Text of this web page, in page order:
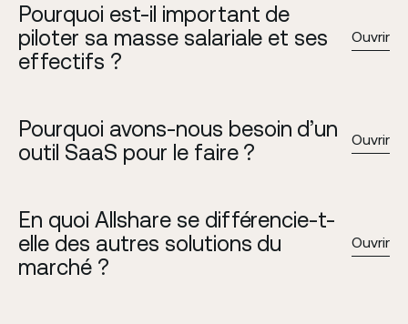
Pourquoi est-il important de
piloter sa masse salariale et ses
effectifs ?
Ouvrir
Pourquoi avons-nous besoin d’un
outil SaaS pour le faire ?
Ouvrir
En quoi Allshare se différencie-t-
elle des autres solutions du
marché ?
Ouvrir